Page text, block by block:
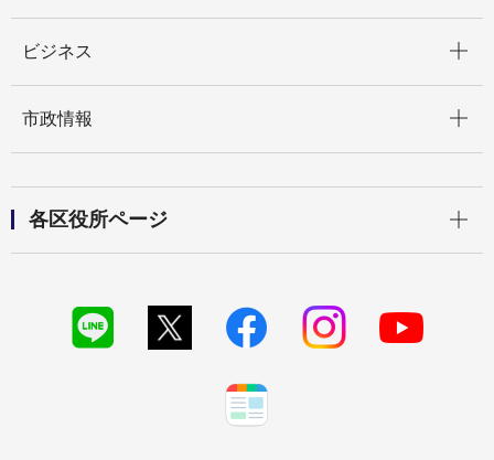
ビジネス
市政情報
各区役所ページ